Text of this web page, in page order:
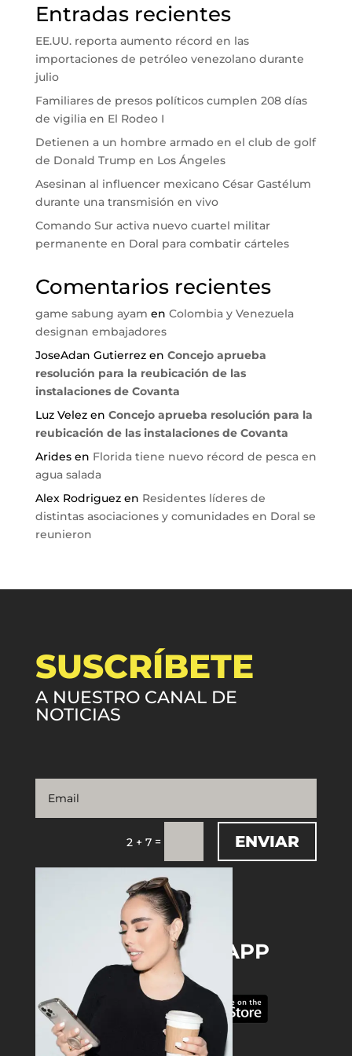
Entradas recientes
EE.UU. reporta aumento récord en las
importaciones de petróleo venezolano durante
julio
Familiares de presos políticos cumplen 208 días
de vigilia en El Rodeo I
Detienen a un hombre armado en el club de golf
de Donald Trump en Los Ángeles
Asesinan al influencer mexicano César Gastélum
durante una transmisión en vivo
Comando Sur activa nuevo cuartel militar
permanente en Doral para combatir cárteles
Comentarios recientes
game sabung ayam en Colombia y Venezuela
designan embajadores
JoseAdan Gutierrezen Concejo aprueba
resolución para la reubicación de las
instalaciones de Covanta
Luz Velezen Concejo aprueba resolución para la
reubicación de las instalaciones de Covanta
Aridesen Florida tiene nuevo récord de pesca en
agua salada
Alex Rodriguezen Residentes líderes de
distintas asociaciones y comunidades en Doral se
reunieron
SUSCRÍBETE
A NUESTRO CANAL DE
NOTICIAS
2 + 7 = ENVIAR
DOWNLOAD THE APP